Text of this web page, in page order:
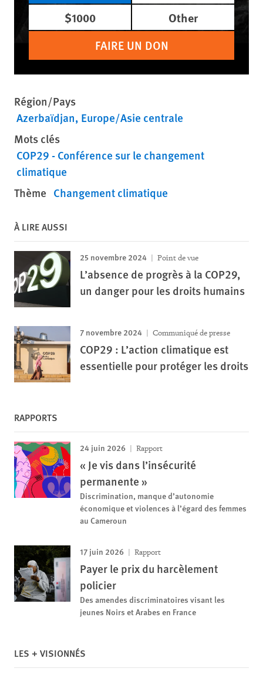
$1000
Other
FAIRE UN DON
Région/Pays
Azerbaïdjan Europe/Asie centrale
Mots clés
COP29 - Conférence sur le changement
climatique
Thème Changement climatique
À LIRE AUSSI
25 novembre 2024 Point de vue
L’absence de progrès à la COP29,
un danger pour les droits humains
7 novembre 2024 Communiqué de presse
COP29 : L’action climatique est
essentielle pour protéger les droits
RAPPORTS
24 juin 2026 Rapport
« Je vis dans l’insécurité
permanente »
Discrimination, manque d’autonomie
économique et violences à l’égard des femmes
au Cameroun
17 juin 2026 Rapport
Payer le prix du harcèlement
policier
Des amendes discriminatoires visant les
jeunes Noirs et Arabes en France
LES + VISIONNÉS